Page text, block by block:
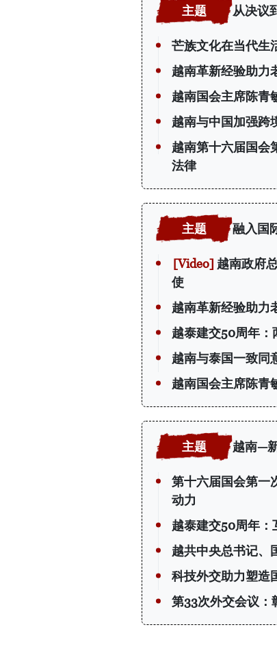
从决议
芒族文化在当代生
越南革新经验助力
越南国会主席陈青
越南与中国加强跨
越南第十六届国会
法律
融入国
越南政府
使
越南革新经验助力
越泰建交50周年：
越南与泰国一致同
越南国会主席陈青
越南—
第十六届国会第一
动力
越泰建交50周年：
越共中央总书记、
科技外交助力塑造
第33次外交会议：